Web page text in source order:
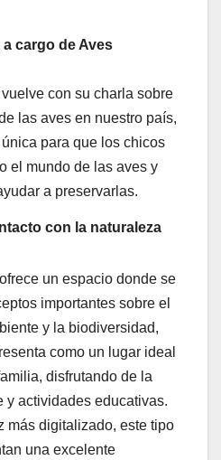
cargo de Aves
con su charla sobre
las aves en nuestro país,
para que los chicos
el mundo de las aves y
a preservarlas.
con la naturaleza
un espacio donde se
importantes sobre el
y la biodiversidad,
como un lugar ideal
disfrutando de la
y actividades educativas.
más digitalizado, este tipo
una excelente